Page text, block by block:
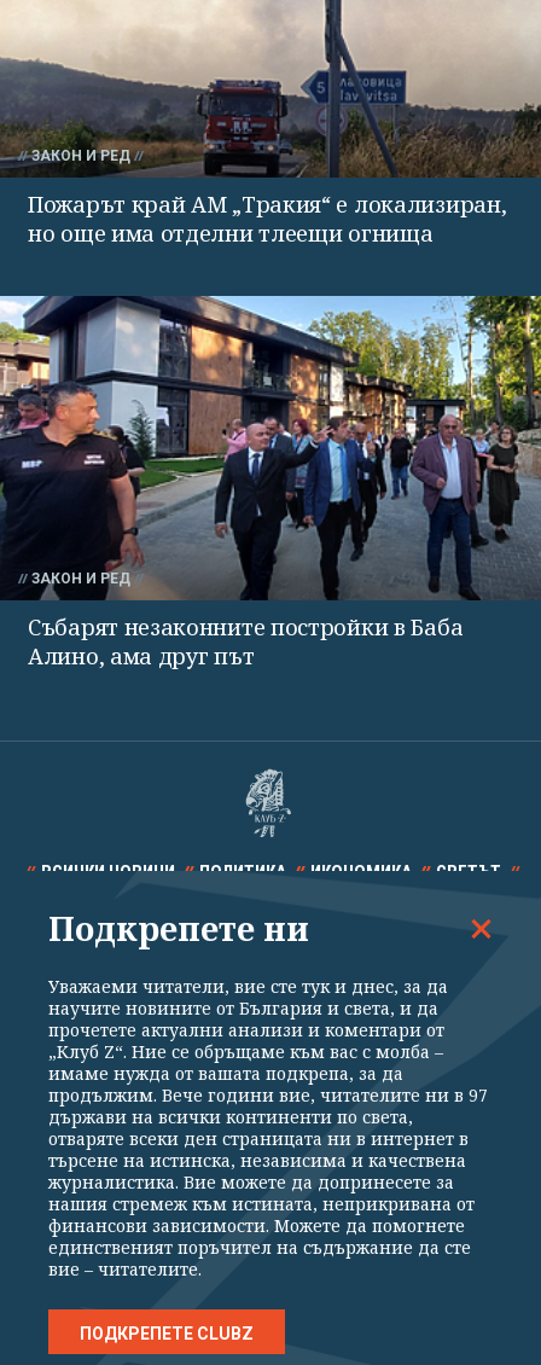
ЗАКОН И РЕД
Пожарът край АМ „Тракия“ е локализиран,
но още има отделни тлеещи огнища
ЗАКОН И РЕД
Събарят незаконните постройки в Баба
Алино, ама друг път
ВСИЧКИ НОВИНИ ПОЛИТИКА ИКОНОМИКА СВЕТЪТ
СПОРТ КУЛТУРА ТЕХНОЛОГИИ КАЛЕЙДОСКОП
Общи условия
Политика за поверителност
Реклама
Партньори Контакти
За Клуб Z
Екип
Подкрепете ни
Издател на www.clubz.bg е „Клуб Зебра Медия“ ЕООД, София, ул. "Алеко
Константинов" 3. Всички права запазени 2026 „Клуб Зебра Медия“
Препечатването на материали, снимки и видео от www.clubz.bg без
разрешение ще бъде преследвано по съдебен път, съгласно
ОБЩИТЕ УСЛОВИЯ
Подкрепете ни
Уважаеми читатели, вие сте тук и днес, за да
научите новините от България и света, и да
прочетете актуални анализи и коментари от
„Клуб Z“. Ние се обръщаме към вас с молба –
имаме нужда от вашата подкрепа, за да
продължим. Вече години вие, читателите ни в 97
държави на всички континенти по света,
отваряте всеки ден страницата ни в интернет в
търсене на истинска, независима и качествена
журналистика. Вие можете да допринесете за
нашия стремеж към истината, неприкривана от
финансови зависимости. Можете да помогнете
единственият поръчител на съдържание да сте
вие – читателите.
ПОДКРЕПЕТЕ CLUBZ